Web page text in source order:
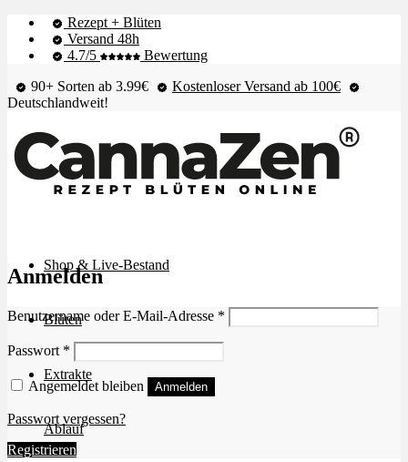
Rezept + Blüten
Versand 48h
4.7/5
Bewertung
90+ Sorten ab 3.99€
Kostenloser Versand ab 100€
Deutschlandweit!
Shop & Live-Bestand
Blüten
Extrakte
Ablauf
Anmelden
Benutzername oder E-Mail-Adresse * Erforderlich
Passwort * Erforderlich
Angemeldet bleiben Anmelden
Passwort vergessen?
Registrieren